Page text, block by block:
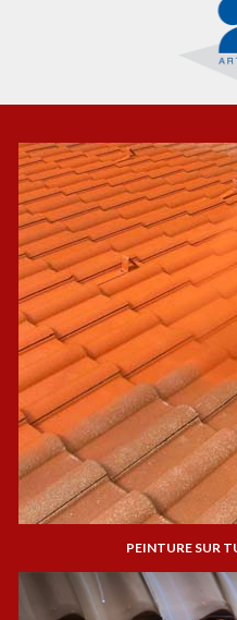
PEINTURE SUR